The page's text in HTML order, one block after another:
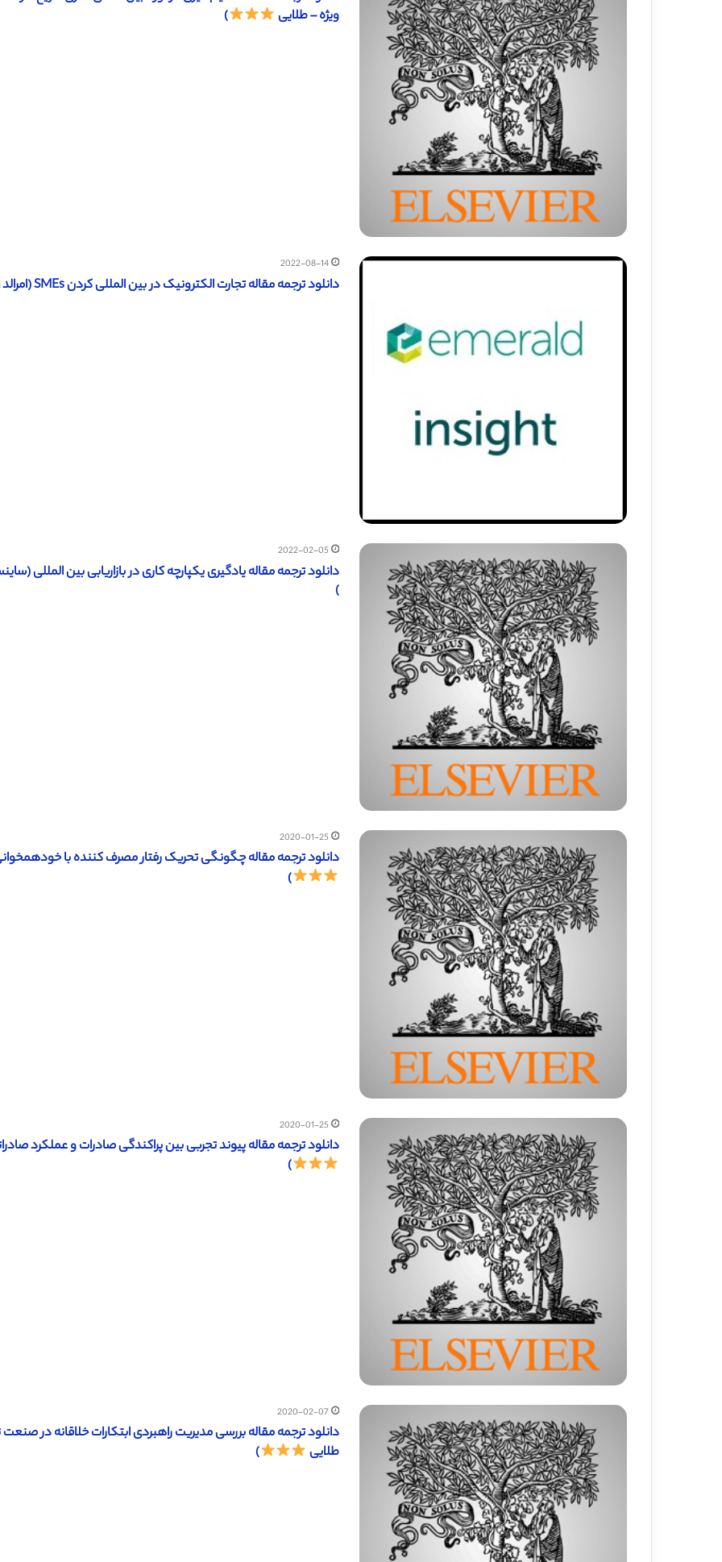
ویژه – طلایی )
2022-08-14
دانلود ترجمه مقاله تجارت الکترونیک در بین المللی کردن SMEs (امرالد ۲۰۱۹) (ترجمه ویژه – طلایی
2022-02-05
دانلود ترجمه مقاله یادگیری یکپارچه کاری در بازاریابی بین المللی (ساینس دایرکت – الزویر
)
2020-01-25
دانلود ترجمه مقاله چگونگی تحریک رفتار مصرف کننده با خودهمخوانی (ساینس دایرکت –
)
2020-01-25
دانلود ترجمه مقاله پیوند تجربی بین پراکندگی صادرات و عملکرد صادراتی (ساینس
)
2020-02-07
طلایی )